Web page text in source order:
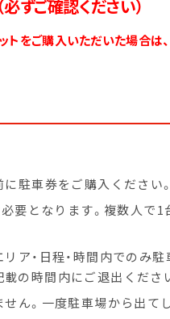
（必ずご確認ください）
をご購入いただいた場合は
駐車券をご購入ください
要となります。複数人で
ア・日程・時間内でのみ
の時間内にご退出くださ
ん。一度駐車場から出て